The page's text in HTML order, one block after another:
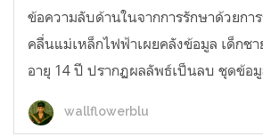
ข้อความลับด้านในจากการรักษาด้วยกา
คลื่นแม่เหล็กไฟฟ้าเผยคลังข้อมูล เด็กช
อายุ 14 ปี ปรากฏผลลัพธ์เป็นลบ ชุดข้อ
wallflowerblu